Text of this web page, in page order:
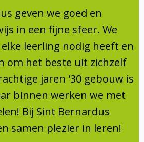
op school
en Gezin
(MR)
geven we goed en
in een fijne sfeer. We
leerling nodig heeft en
om het beste uit zichzelf
jaren '30 gebouw is
binnen werken we met
Bij Sint Bernardus
samen plezier in leren!